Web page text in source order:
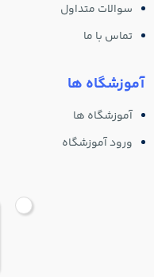
سوالات متداول
تماس با ما
آموزشگاه ها
آموزشگاه ها
ورود آموزشگاه